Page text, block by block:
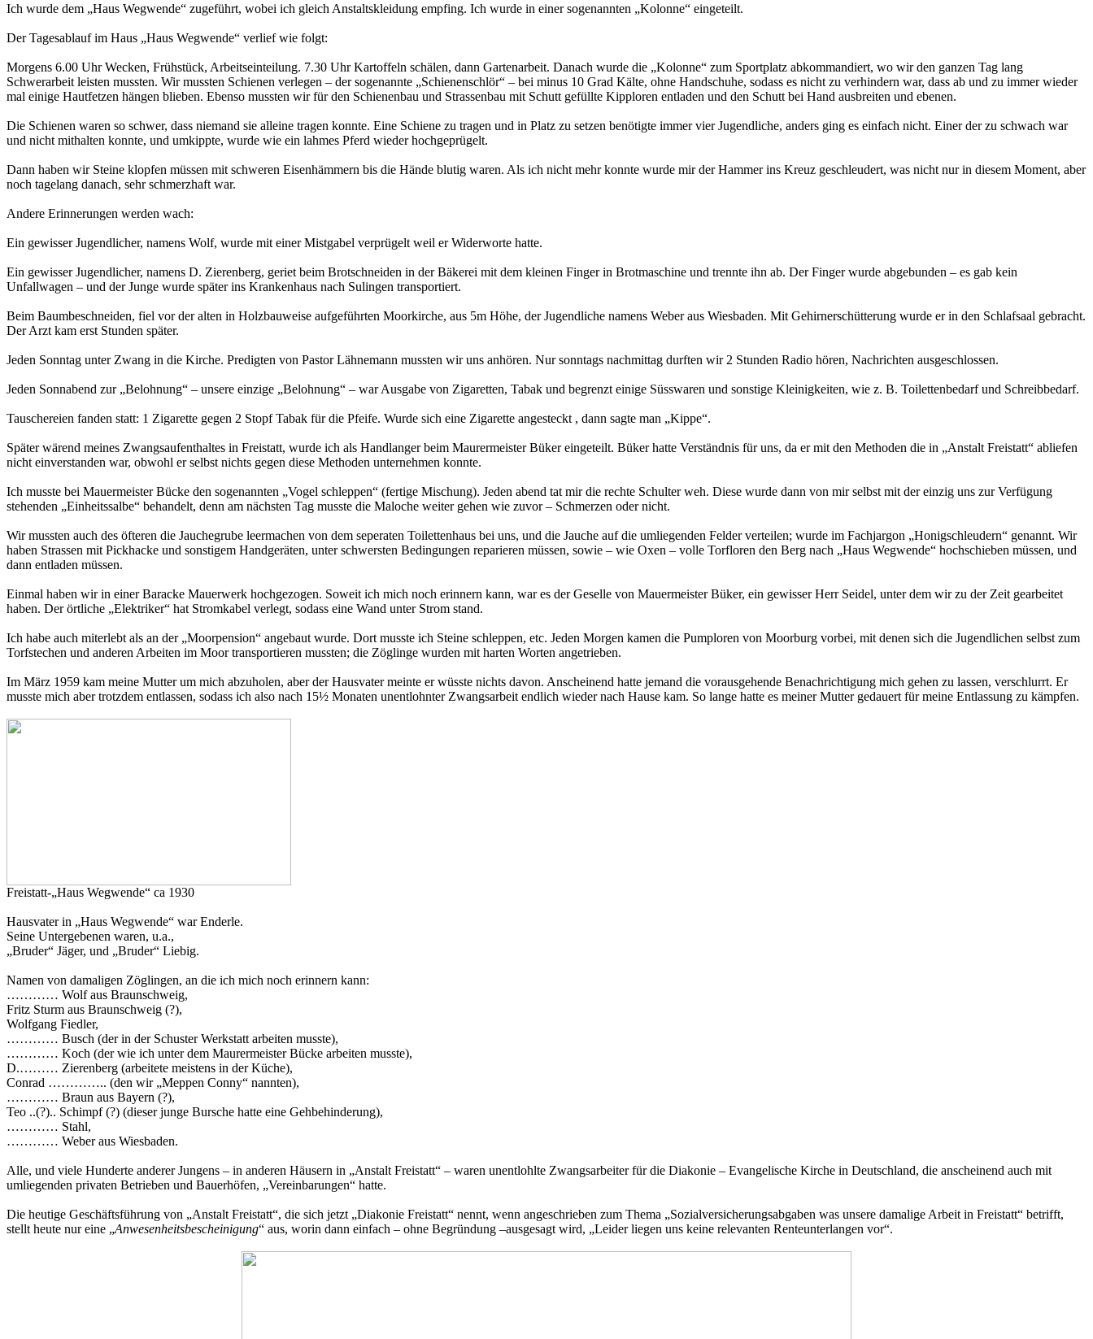
Ich wurde dem „Haus Wegwende“ zugeführt, wobei ich gleich Anstaltskleidung empfing. Ich wurde in einer sogenannten „Kolonne“ eingeteilt.
Der Tagesablauf im Haus „Haus Wegwende“ verlief wie folgt:
Morgens 6.00 Uhr Wecken, Frühstück, Arbeitseinteilung. 7.30 Uhr Kartoffeln schälen, dann Gartenarbeit. Danach wurde die „Kolonne“ zum Sportplatz abkommandiert, wo wir den ganzen Tag lang
Schwerarbeit leisten mussten. Wir mussten Schienen verlegen – der sogenannte „Schienenschlör“ – bei minus 10 Grad Kälte, ohne Handschuhe, sodass es nicht zu verhindern war, dass ab und zu immer wieder
mal einige Hautfetzen hängen blieben. Ebenso mussten wir für den Schienenbau und Strassenbau mit Schutt gefüllte Kipploren entladen und den Schutt bei Hand ausbreiten und ebenen.
Die Schienen waren so schwer, dass niemand sie alleine tragen konnte. Eine Schiene zu tragen und in Platz zu setzen benötigte immer vier Jugendliche, anders ging es einfach nicht. Einer der zu schwach war
und nicht mithalten konnte, und umkippte, wurde wie ein lahmes Pferd wieder hochgeprügelt.
Dann haben wir Steine klopfen müssen mit schweren Eisenhämmern bis die Hände blutig waren. Als ich nicht mehr konnte wurde mir der Hammer ins Kreuz geschleudert, was nicht nur in diesem Moment, aber
noch tagelang danach, sehr schmerzhaft war.
Andere Erinnerungen werden wach:
Ein gewisser Jugendlicher, namens Wolf, wurde mit einer Mistgabel verprügelt weil er Widerworte hatte.
Ein gewisser Jugendlicher, namens D. Zierenberg, geriet beim Brotschneiden in der Bäkerei mit dem kleinen Finger in Brotmaschine und trennte ihn ab. Der Finger wurde abgebunden – es gab kein
Unfallwagen – und der Junge wurde später ins Krankenhaus nach Sulingen transportiert.
Beim Baumbeschneiden, fiel vor der alten in Holzbauweise aufgeführten Moorkirche, aus 5m Höhe, der Jugendliche namens Weber aus Wiesbaden. Mit Gehirnerschütterung wurde er in den Schlafsaal gebracht.
Der Arzt kam erst Stunden später.
Jeden Sonntag unter Zwang in die Kirche. Predigten von Pastor Lähnemann mussten wir uns anhören. Nur sonntags nachmittag durften wir 2 Stunden Radio hören, Nachrichten ausgeschlossen.
Jeden Sonnabend zur „Belohnung“ – unsere einzige „Belohnung“ – war Ausgabe von Zigaretten, Tabak und begrenzt einige Süsswaren und sonstige Kleinigkeiten, wie z. B. Toilettenbedarf und Schreibbedarf.
Tauschereien fanden statt: 1 Zigarette gegen 2 Stopf Tabak für die Pfeife. Wurde sich eine Zigarette angesteckt , dann sagte man „Kippe“.
Später wärend meines Zwangsaufenthaltes in Freistatt, wurde ich als Handlanger beim Maurermeister Büker eingeteilt. Büker hatte Verständnis für uns, da er mit den Methoden die in „Anstalt Freistatt“ abliefen
nicht einverstanden war, obwohl er selbst nichts gegen diese Methoden unternehmen konnte.
Ich musste bei Mauermeister Bücke den sogenannten „Vogel schleppen“ (fertige Mischung). Jeden abend tat mir die rechte Schulter weh. Diese wurde dann von mir selbst mit der einzig uns zur Verfügung
stehenden „Einheitssalbe“ behandelt, denn am nächsten Tag musste die Maloche weiter gehen wie zuvor – Schmerzen oder nicht.
Wir mussten auch des öfteren die Jauchegrube leermachen von dem seperaten Toilettenhaus bei uns, und die Jauche auf die umliegenden Felder verteilen; wurde im Fachjargon „Honigschleudern“ genannt. Wir
haben Strassen mit Pickhacke und sonstigem Handgeräten, unter schwersten Bedingungen reparieren müssen, sowie – wie Oxen – volle Torfloren den Berg nach „Haus Wegwende“ hochschieben müssen, und
dann entladen müssen.
Einmal haben wir in einer Baracke Mauerwerk hochgezogen. Soweit ich mich noch erinnern kann, war es der Geselle von Mauermeister Büker, ein gewisser Herr Seidel, unter dem wir zu der Zeit gearbeitet
haben. Der örtliche „Elektriker“ hat Stromkabel verlegt, sodass eine Wand unter Strom stand.
Ich habe auch miterlebt als an der „Moorpension“ angebaut wurde. Dort musste ich Steine schleppen, etc. Jeden Morgen kamen die Pumploren von Moorburg vorbei, mit denen sich die Jugendlichen selbst zum
Torfstechen und anderen Arbeiten im Moor transportieren mussten; die Zöglinge wurden mit harten Worten angetrieben.
Im März 1959 kam meine Mutter um mich abzuholen, aber der Hausvater meinte er wüsste nichts davon. Anscheinend hatte jemand die vorausgehende Benachrichtigung mich gehen zu lassen, verschlurrt. Er
musste mich aber trotzdem entlassen, sodass ich also nach 15½ Monaten unentlohnter Zwangsarbeit endlich wieder nach Hause kam. So lange hatte es meiner Mutter gedauert für meine Entlassung zu kämpfen.
Freistatt-„Haus Wegwende“ ca 1930
Hausvater in „Haus Wegwende“ war Enderle.
Seine Untergebenen waren, u.a.,
„Bruder“ Jäger, und „Bruder“ Liebig.
Namen von damaligen Zöglingen, an die ich mich noch erinnern kann:
………… Wolf aus Braunschweig,
Fritz Sturm aus Braunschweig (?),
Wolfgang Fiedler,
………… Busch (der in der Schuster Werkstatt arbeiten musste),
………… Koch (der wie ich unter dem Maurermeister Bücke arbeiten musste),
D.……… Zierenberg (arbeitete meistens in der Küche),
Conrad ………….. (den wir „Meppen Conny“ nannten),
………… Braun aus Bayern (?),
Teo ..(?).. Schimpf (?) (dieser junge Bursche hatte eine Gehbehinderung),
………… Stahl,
………… Weber aus Wiesbaden.
Alle, und viele Hunderte anderer Jungens – in anderen Häusern in „Anstalt Freistatt“ – waren unentlohlte Zwangsarbeiter für die Diakonie – Evangelische Kirche in Deutschland, die anscheinend auch mit
umliegenden privaten Betrieben und Bauerhöfen, „Vereinbarungen“ hatte.
Die heutige Geschäftsführung von „Anstalt Freistatt“, die sich jetzt „Diakonie Freistatt“ nennt, wenn angeschrieben zum Thema „Sozialversicherungsabgaben was unsere damalige Arbeit in Freistatt“ betrifft,
stellt heute nur eine „Anwesenheitsbescheinigung“ aus, worin dann einfach – ohne Begründung –ausgesagt wird, „Leider liegen uns keine relevanten Renteunterlangen vor“.